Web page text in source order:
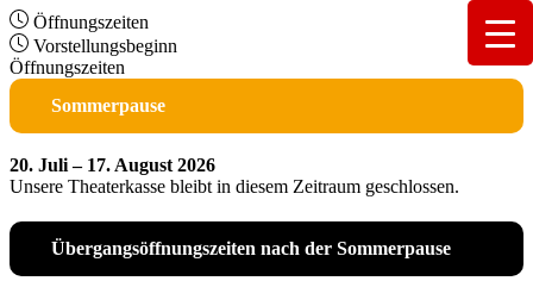
Öffnungszeiten
Vorstellungsbeginn
Öffnungszeiten
Sommerpause
20. Juli – 17. August 2026
Unsere Theaterkasse bleibt in diesem Zeitraum geschlossen.
Übergangsöffnungszeiten nach der Sommerpause